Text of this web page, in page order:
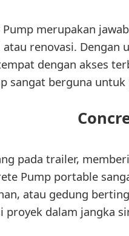
merupakan
renovasi. Dengan
dengan akses
sangat berguna
pada trailer,
Pump portable
atau gedung
proyek dalam jangka